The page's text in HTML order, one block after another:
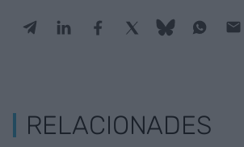
RELACIONADES